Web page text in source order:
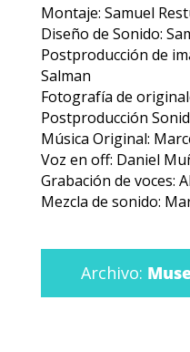
Montaje: Samuel
Diseño de Sonido:
Postproducción de
Salman
Fotografía de
Postproducción
Música Original:
Voz en off: Daniel
Grabación de voces:
Mezcla de sonido:
Archivo: